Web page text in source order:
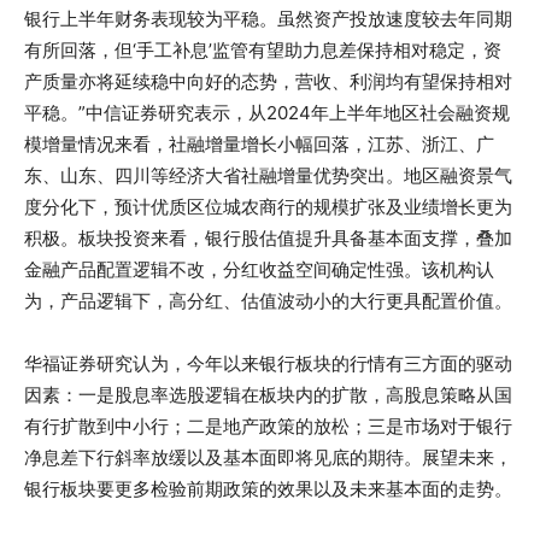
银行上半年财务表现较为平稳。虽然资产投放速度较去年同期
有所回落，但‘手工补息’监管有望助力息差保持相对稳定，资
产质量亦将延续稳中向好的态势，营收、利润均有望保持相对
平稳。”中信证券研究表示，从2024年上半年地区社会融资规
模增量情况来看，社融增量增长小幅回落，江苏、浙江、广
东、山东、四川等经济大省社融增量优势突出。地区融资景气
度分化下，预计优质区位城农商行的规模扩张及业绩增长更为
积极。板块投资来看，银行股估值提升具备基本面支撑，叠加
金融产品配置逻辑不改，分红收益空间确定性强。该机构认
为，产品逻辑下，高分红、估值波动小的大行更具配置价值。
华福证券研究认为，今年以来银行板块的行情有三方面的驱动
因素：一是股息率选股逻辑在板块内的扩散，高股息策略从国
有行扩散到中小行；二是地产政策的放松；三是市场对于银行
净息差下行斜率放缓以及基本面即将见底的期待。展望未来，
银行板块要更多检验前期政策的效果以及未来基本面的走势。